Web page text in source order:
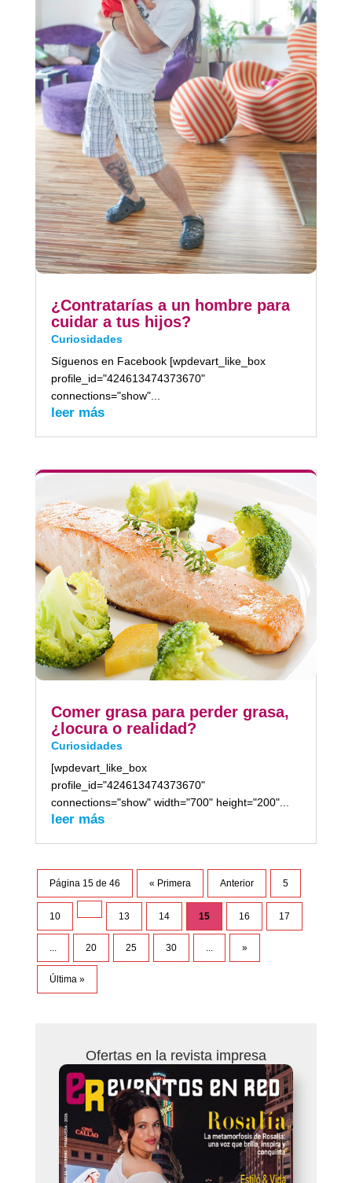
¿Contratarías a un hombre para
cuidar a tus hijos?
Curiosidades
Síguenos en Facebook [wpdevart_like_box
profile_id="424613474373670"
connections="show"...
leer más
Comer grasa para perder grasa,
¿locura o realidad?
Curiosidades
[wpdevart_like_box
profile_id="424613474373670"
connections="show" width="700" height="200"...
leer más
Página 15 de 46 « Primera Anterior 5
10 13 14 15 16 17
... 20 25 30 ... »
Última »
Ofertas en la revista impresa